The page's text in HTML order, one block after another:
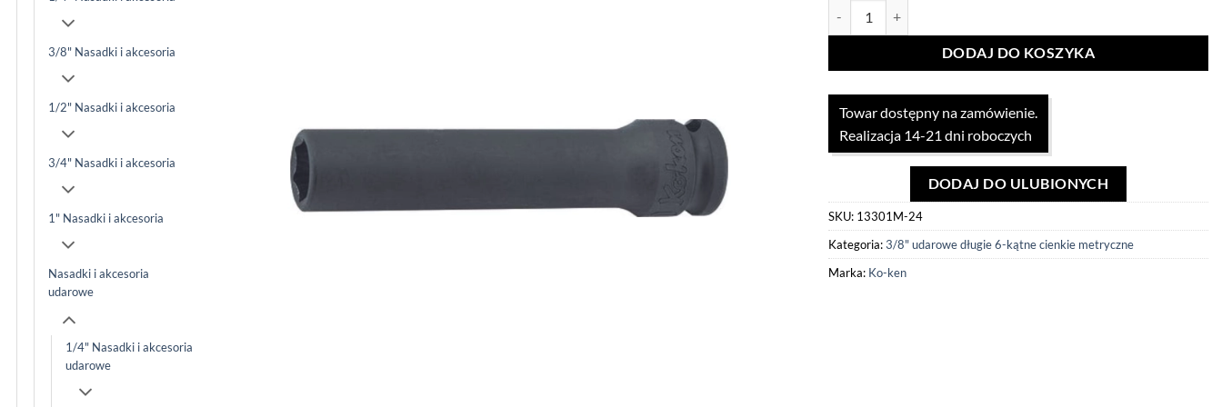
3/8" Nasadki i akcesoria
1/2" Nasadki i akcesoria
3/4" Nasadki i akcesoria
1" Nasadki i akcesoria
Nasadki i akcesoria
udarowe
1/4" Nasadki i akcesoria
udarowe
DODAJ DO KOSZYKA
Towar dostępny na zamówienie.
Realizacja 14-21 dni roboczych
DODAJ DO ULUBIONYCH
SKU: 13301M-24
Kategoria:3/8" udarowe długie 6-kątne cienkie metryczne
Marka: Ko-ken